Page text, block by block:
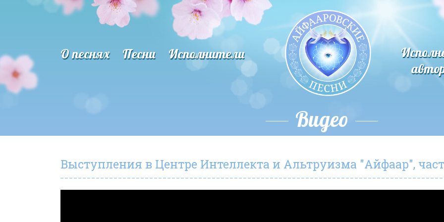
О песнях Песни Исполнители
Видео
Выступления в Центре Интеллекта и Альтруизма "Айфаар",